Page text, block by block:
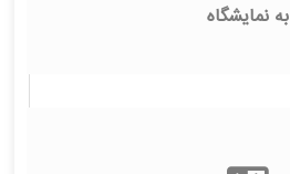
به نمایشگاه